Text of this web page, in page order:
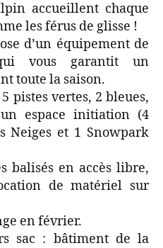
accueillent chaque
les férus de glisse !
d’un équipement de
vous garantit un
toute la saison.
pistes vertes, 2 bleues,
espace initiation (4
Neiges et 1 Snowpark
balisés en accès libre,
de matériel sur
en février.
sac : bâtiment de la